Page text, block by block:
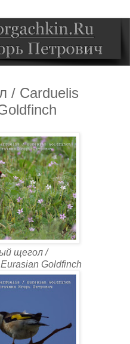
/ Carduelis
щегол /
Goldfinch